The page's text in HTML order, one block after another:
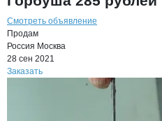
Смотреть объявление
Продам
Россия Москва
28 сен 2021
Заказать